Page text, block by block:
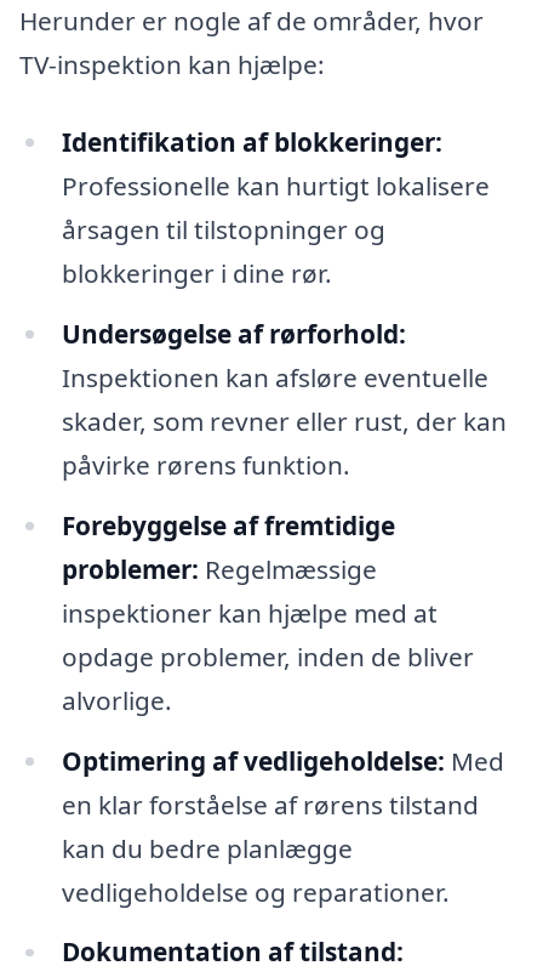
Herunder er nogle af de områder, hvor
TV-inspektion kan hjælpe:
Identifikation af blokkeringer:
Professionelle kan hurtigt lokalisere
årsagen til tilstopninger og
blokkeringer i dine rør.
Undersøgelse af rørforhold:
Inspektionen kan afsløre eventuelle
skader, som revner eller rust, der kan
påvirke rørens funktion.
Forebyggelse af fremtidige
problemer: Regelmæssige
inspektioner kan hjælpe med at
opdage problemer, inden de bliver
alvorlige.
Optimering af vedligeholdelse: Med
en klar forståelse af rørens tilstand
kan du bedre planlægge
vedligeholdelse og reparationer.
Dokumentation af tilstand: